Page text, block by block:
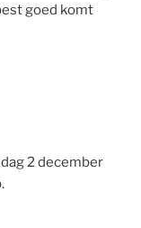
goed komt
2 december